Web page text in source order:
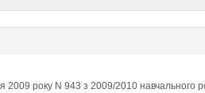
2009 року N 943 з 2009/2010